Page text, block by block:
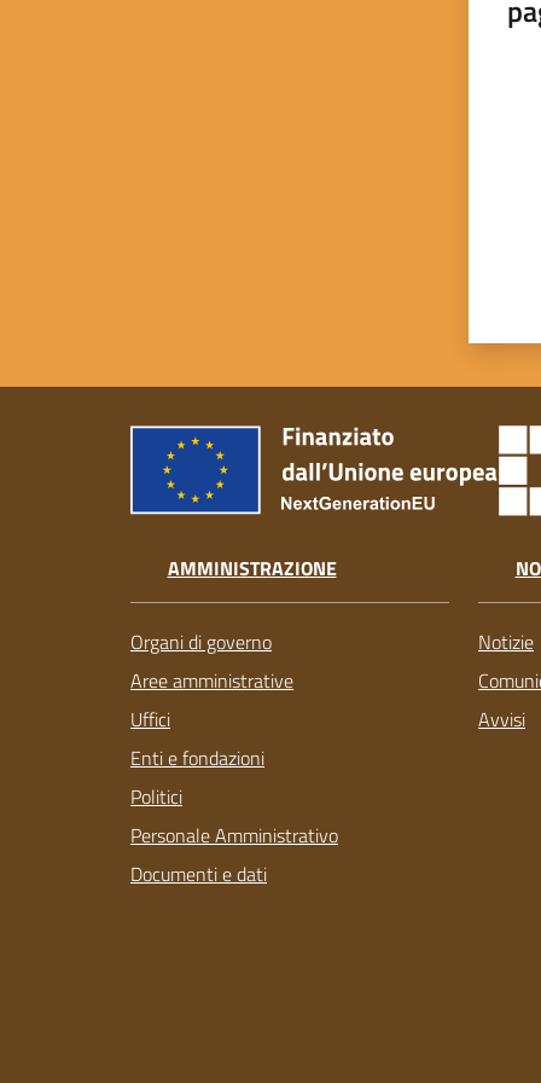
AMMINISTRAZIONE
Organi di governo
Aree amministrative
Uffici
Enti e fondazioni
Politici
Personale Amministrativo
Documenti e dati
Notizie
Avvisi